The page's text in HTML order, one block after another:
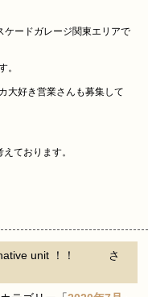
ードガレージ関東エリアで
。
大好き営業さんも募集して
ております。
native unit ！！ さ